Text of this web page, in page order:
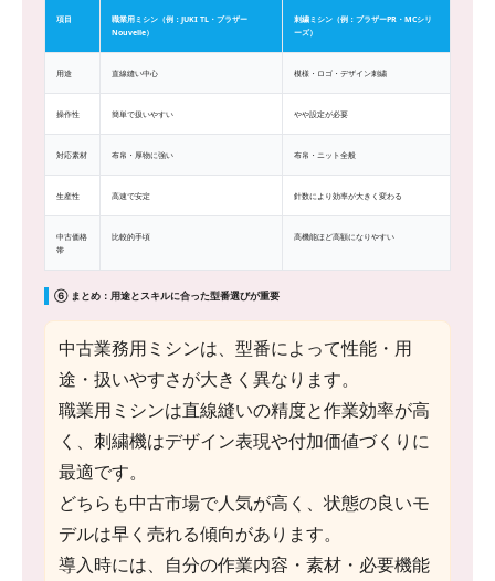
項目
職業用ミシン（例：JUKI TL・ブラザー
Nouvelle）
刺繍ミシン（例：ブラザーPR・MCシリ
ーズ）
用途 直線縫い中心 模様・ロゴ・デザイン刺繍
操作性 簡単で扱いやすい やや設定が必要
対応素材 布帛・厚物に強い 布帛・ニット全般
生産性 高速で安定 針数により効率が大きく変わる
中古価格
帯
比較的手頃 高機能ほど高額になりやすい
⑥ まとめ：用途とスキルに合った型番選びが重要
中古業務用ミシンは、型番によって性能・用
途・扱いやすさが大きく異なります。
職業用ミシンは直線縫いの精度と作業効率が高
く、刺繍機はデザイン表現や付加価値づくりに
最適です。
どちらも中古市場で人気が高く、状態の良いモ
デルは早く売れる傾向があります。
導入時には、自分の作業内容・素材・必要機能